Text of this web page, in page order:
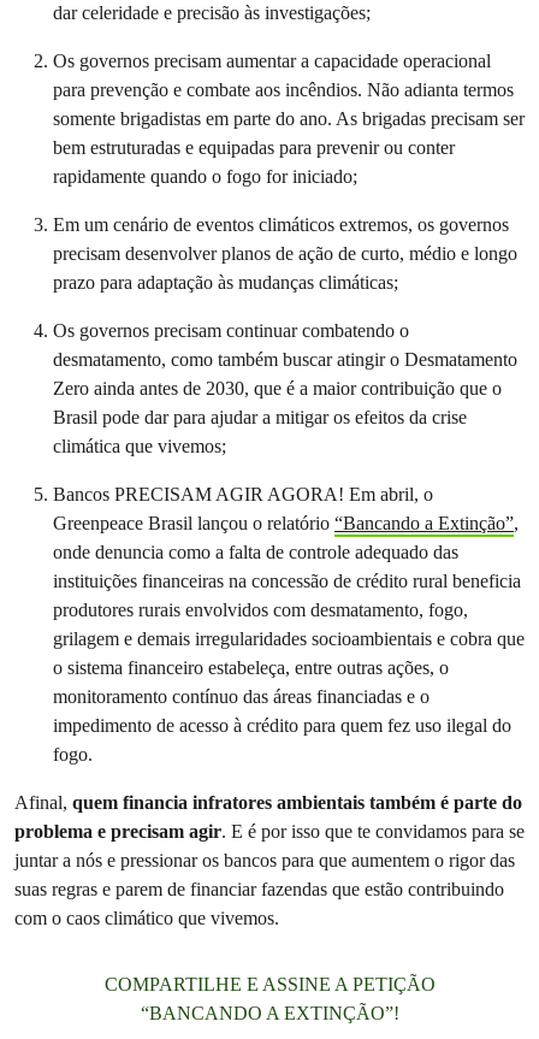
dar celeridade e precisão às investigações;
Os governos precisam aumentar a capacidade operacional
para prevenção e combate aos incêndios. Não adianta termos
somente brigadistas em parte do ano. As brigadas precisam ser
bem estruturadas e equipadas para prevenir ou conter
rapidamente quando o fogo for iniciado;
Em um cenário de eventos climáticos extremos, os governos
precisam desenvolver planos de ação de curto, médio e longo
prazo para adaptação às mudanças climáticas;
Os governos precisam continuar combatendo o
desmatamento, como também buscar atingir o Desmatamento
Zero ainda antes de 2030, que é a maior contribuição que o
Brasil pode dar para ajudar a mitigar os efeitos da crise
climática que vivemos;
Bancos PRECISAM AGIR AGORA! Em abril, o
Greenpeace Brasil lançou o relatório “Bancando a Extinção”,
onde denuncia como a falta de controle adequado das
instituições financeiras na concessão de crédito rural beneficia
produtores rurais envolvidos com desmatamento, fogo,
grilagem e demais irregularidades socioambientais e cobra que
o sistema financeiro estabeleça, entre outras ações, o
monitoramento contínuo das áreas financiadas e o
impedimento de acesso à crédito para quem fez uso ilegal do
fogo.
Afinal, quem financia infratores ambientais também é parte do
problema e precisam agir. E é por isso que te convidamos para se
juntar a nós e pressionar os bancos para que aumentem o rigor das
suas regras e parem de financiar fazendas que estão contribuindo
com o caos climático que vivemos.
COMPARTILHE E ASSINE A PETIÇÃO
“BANCANDO A EXTINÇÃO”!